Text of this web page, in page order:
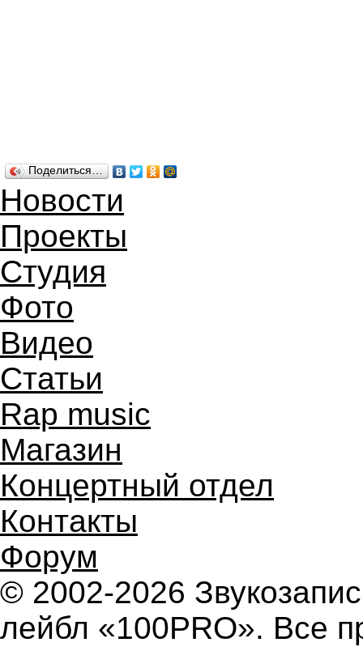
Поделиться…
Новости
Проекты
Студия
Фото
Видео
Статьи
Rap music
Магазин
Концертный отдел
Контакты
Форум
© 2002-2026
лейбл «100PRO». Все